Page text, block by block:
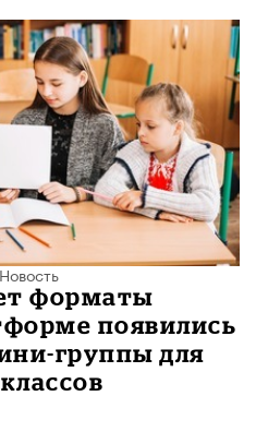
Новость
форматы
появились
группы для